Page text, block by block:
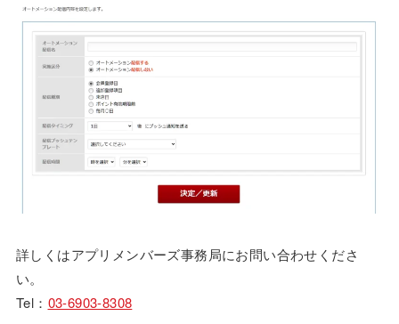
詳しくはアプリメンバーズ事務局にお問い合わせくださ
い。
Tel： 03-6903-8308